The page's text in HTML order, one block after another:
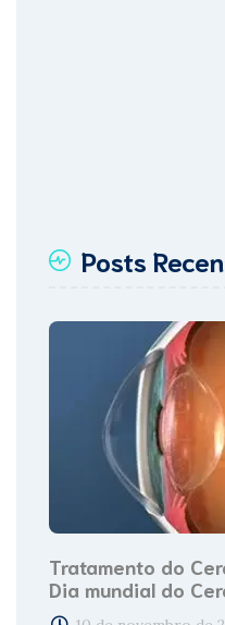
Posts
Tratamento do
Dia mundial do